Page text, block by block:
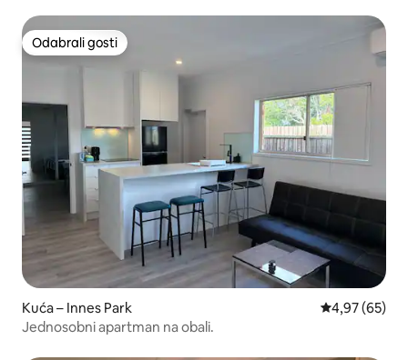
Odabrali gosti
Odabrali gosti
Kuća – Innes Park Prosječna
4,97 (65)
Jednosobni apartman na obali.